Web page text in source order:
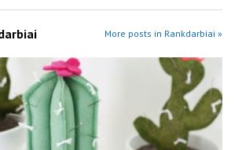
More posts in Rankdarbiai »